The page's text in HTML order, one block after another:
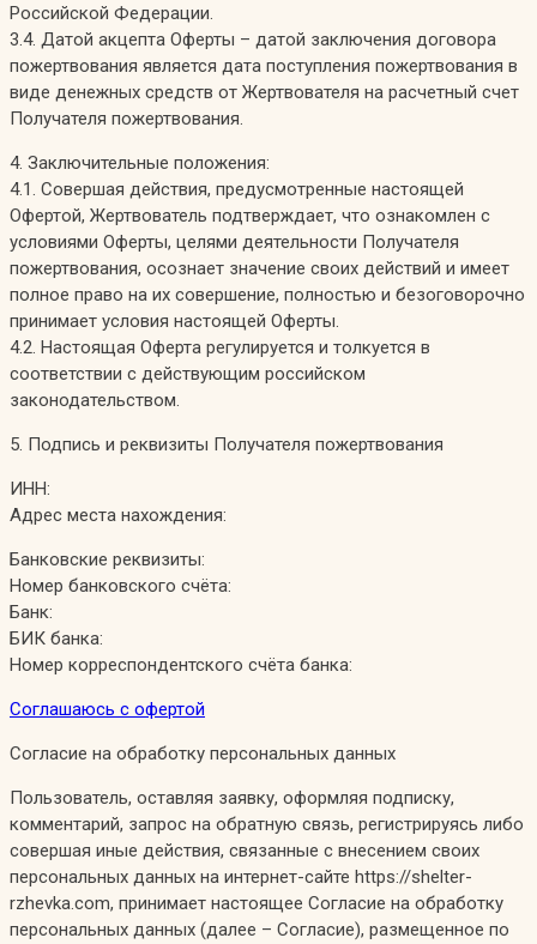
Российской Федерации.
3.4. Датой акцепта Оферты – датой заключения договора
пожертвования является дата поступления пожертвования в
виде денежных средств от Жертвователя на расчетный счет
Получателя пожертвования.
4. Заключительные положения:
4.1. Совершая действия, предусмотренные настоящей
Офертой, Жертвователь подтверждает, что ознакомлен с
условиями Оферты, целями деятельности Получателя
пожертвования, осознает значение своих действий и имеет
полное право на их совершение, полностью и безоговорочно
принимает условия настоящей Оферты.
4.2. Настоящая Оферта регулируется и толкуется в
соответствии с действующим российском
законодательством.
5. Подпись и реквизиты Получателя пожертвования
ИНН:
Адрес места нахождения:
Банковские реквизиты:
Номер банковского счёта:
Банк:
БИК банка:
Номер корреспондентского счёта банка:
Соглашаюсь с офертой
Согласие на обработку персональных данных
Пользователь, оставляя заявку, оформляя подписку,
комментарий, запрос на обратную связь, регистрируясь либо
совершая иные действия, связанные с внесением своих
персональных данных на интернет-сайте https://shelter-
rzhevka.com, принимает настоящее Согласие на обработку
персональных данных (далее – Согласие), размещенное по